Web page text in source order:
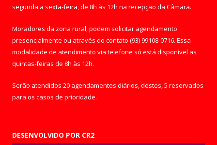
segunda a sexta-feira, de 8h às 12h na recepção da Câmara.
Moradores da zona rural, podem solicitar agendamento
presencialmente ou através do contato (93) 99108-0716. Essa
modalidade de atendimento via telefone só está disponível as
quintas-feiras de 8h às 12h.
Serão atendidos 20 agendamentos diários, destes, 5 reservados
para os casos de prioridade.
DESENVOLVIDO POR CR2